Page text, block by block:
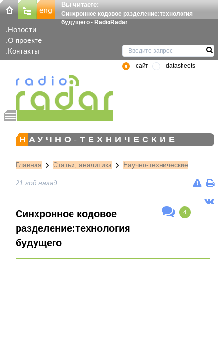
Вы читаете:
Синхронное кодовое разделение:технология
будущего - RadioRadar
Новости
О проекте
Контакты
сайт datasheets
НАУЧНО-ТЕХНИЧЕСКИЕ
Главная Статьи, аналитика Научно-технические
21 год назад
Синхронное кодовое
разделение:технология
будущего
4